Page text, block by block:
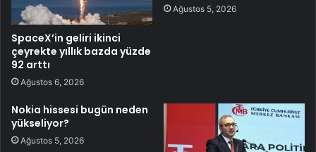
SpaceX’in geliri ikinci
çeyrekte yıllık bazda yüzde
92 arttı
Ağustos 6, 2026
Ağustos 5, 2026
Nokia hissesi bugün neden
yükseliyor?
Ağustos 5, 2026